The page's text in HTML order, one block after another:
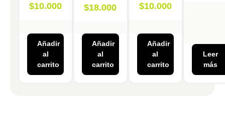
$10.000
Añadir
al
carrito
$18.000
Añadir
al
carrito
$10.000
Añadir
al
carrito
Leer
más